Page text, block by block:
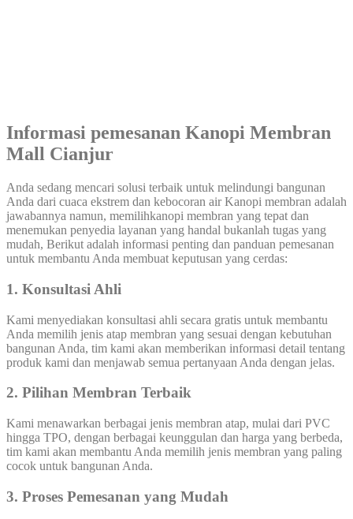
Informasi pemesanan Kanopi Membran
Mall Cianjur
Anda sedang mencari solusi terbaik untuk melindungi bangunan
Anda dari cuaca ekstrem dan kebocoran air Kanopi membran adalah
jawabannya namun, memilihkanopi membran yang tepat dan
menemukan penyedia layanan yang handal bukanlah tugas yang
mudah, Berikut adalah informasi penting dan panduan pemesanan
untuk membantu Anda membuat keputusan yang cerdas:
1. Konsultasi Ahli
Kami menyediakan konsultasi ahli secara gratis untuk membantu
Anda memilih jenis atap membran yang sesuai dengan kebutuhan
bangunan Anda, tim kami akan memberikan informasi detail tentang
produk kami dan menjawab semua pertanyaan Anda dengan jelas.
2. Pilihan Membran Terbaik
Kami menawarkan berbagai jenis membran atap, mulai dari PVC
hingga TPO, dengan berbagai keunggulan dan harga yang berbeda,
tim kami akan membantu Anda memilih jenis membran yang paling
cocok untuk bangunan Anda.
3. Proses Pemesanan yang Mudah